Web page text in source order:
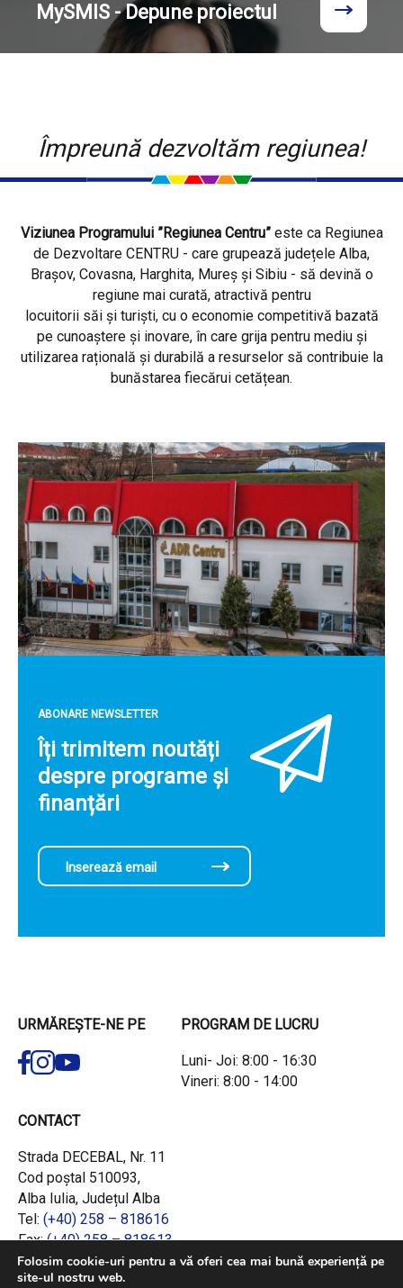
MySMIS - Depune proiectul
Împreună dezvoltăm regiunea!
Viziunea Programului ”Regiunea Centru”este ca Regiunea
de Dezvoltare CENTRU - care grupează județele Alba,
Brașov, Covasna, Harghita, Mureș și Sibiu - să devină o
regiune mai curată, atractivă pentru
locuitorii săi și turiști, cu o economie competitivă bazată
pe cunoaștere și inovare, în care grija pentru mediu și
utilizarea rațională și durabilă a resurselor să contribuie la
bunăstarea fiecărui cetățean.
ABONARE NEWSLETTER
Îți trimitem noutăți
despre programe și
finanțări
URMĂREȘTE-NE PE PROGRAM DE LUCRU
Luni- Joi: 8:00 - 16:30
Vineri: 8:00 - 14:00
CONTACT
Strada DECEBAL, Nr. 11
Cod poștal 510093,
Alba Iulia, Județul Alba
Tel: (+40) 258 – 818616
Fax:(+40) 258 – 818613
Email:office@adrcentru.ro
Folosim cookie-uri pentru a vă oferi cea mai bună experiență pe
site-ul nostru web.